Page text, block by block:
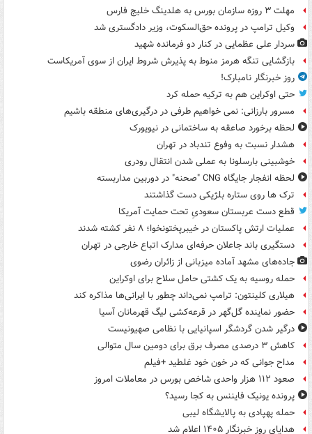
مهلت ۳ روزه سازمان بورس به هلدینگ خلیج فارس
وکیل ترامپ در پرونده حق‌السکوت، وزیر دادگستری شد
سردار علی عظمایی در کنار دو فرمانده شهید
بازگشایی تنگه هرمز منوط به پذیرش شروط ایران از سوی آمریکاست
روز خبرنگار نامبارک!
حتی اوکراین هم به ترکیه حمله کرد
مسرور بارزانی: نمی خواهیم طرفی در درگیری‌های منطقه باشیم
لحظه برخورد صاعقه به ساختمانی در نیویورک
هشدار نسبت به وفوع تندباد در تهران
خوشبینی بارسلونا به عملی شدن انتقال رودری
لحظه انفجار جایگاه CNG "صحنه" در دوربین مداربسته
ترک ها روی ستاره بلژیکی دست گذاشتند
قطع دست عربستان سعودیِ تحت حمایت آمریکا
عملیات ارتش پاکستان در خیبرپختونخوا؛ ۸ نفر کشته شدند
دستگیری باند جاعلان حرفه‌ای مدارک اتباع خارجی در تهران
جاده‌های مشهد آماده میزبانی از زائران رضوی
حمله روسیه به یک کشتی حامل سلاح برای اوکراین
هیلاری کلینتون: ترامپ نمی‌داند چطور با ایرانی‌ها مذاکره کند
حضور نماینده گل‌گهر در قرعه‌کشی لیگ قهرمانان آسیا
درگیر شدن گردشگر اسپانیایی با نظامی صهیونیست
کاهش ۳ درصدی مصرف برق برای دومین سال متوالی
مداح جوانی که در خون خود غلطید +فیلم
صعود ۱۱۲ هزار واحدی شاخص بورس در معاملات امروز
پرونده یونیک فایننس به کجا رسید؟
حمله پهپادی به پالایشگاه لیبی
هدایای روز خبرنگار ۱۴۰۵ اعلام شد